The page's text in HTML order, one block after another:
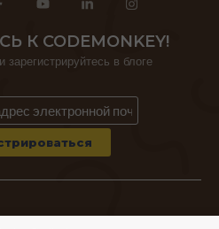
К CODEMONKEY!
в блоге